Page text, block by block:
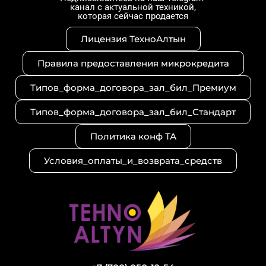
a
g
r
a
m
s
a
p
p
g
r
a
m
канал с актуальной техникой,
которая сейчас продается
Лицензия ТехноАлтын
Правила предоставления микрокредита
Типов_форма_договора_зал_бил_Премиум
Типов_форма_договора_зал_бил_Стандарт
Политика конф ТА
Условия_оплаты_и_возврата_средств